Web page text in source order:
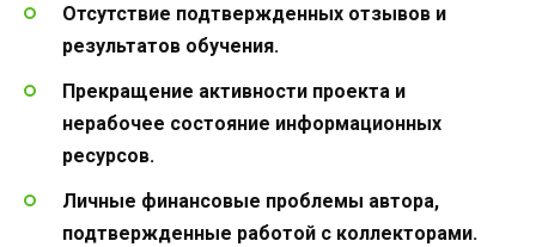
Отсутствие подтвержденных отзывов и
результатов обучения.
Прекращение активности проекта и
нерабочее состояние информационных
ресурсов.
Личные финансовые проблемы автора,
подтвержденные работой с коллекторами.